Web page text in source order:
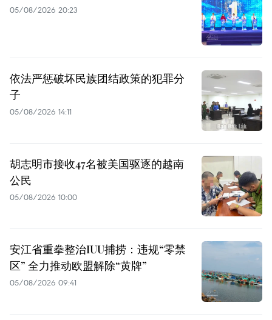
05/08/2026 20:23
依法严惩破坏民族团结政策的犯罪分
子
05/08/2026 14:11
胡志明市接收47名被美国驱逐的越南
公民
05/08/2026 10:00
安江省重拳整治IUU捕捞：违规“零禁
区” 全力推动欧盟解除“黄牌”
05/08/2026 09:41